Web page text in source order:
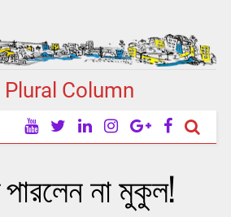
Plural Column
না মুকুল!